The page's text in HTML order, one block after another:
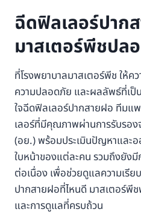
ฉีดฟิลเลอร์ปาก
มาสเตอร์พีชปล
ที่โรงพยาบาลมาสเตอร์พีช ให้
ความปลอดภัย และผลลัพธ์ที่เ
ใจฉีดฟิลเลอร์ปากสายฝอ ทีมแ
เลอร์ที่มีคุณภาพผ่านการรับรอง
(อย.) พร้อมประเมินปัญหาและ
ใบหน้าของแต่ละคน รวมถึงยัง
ต่อเนื่อง เพื่อช่วยดูแลความเรี
ปากสายฝอที่ไหนดี มาสเตอร์พี
และการดูแลที่ครบถ้วน